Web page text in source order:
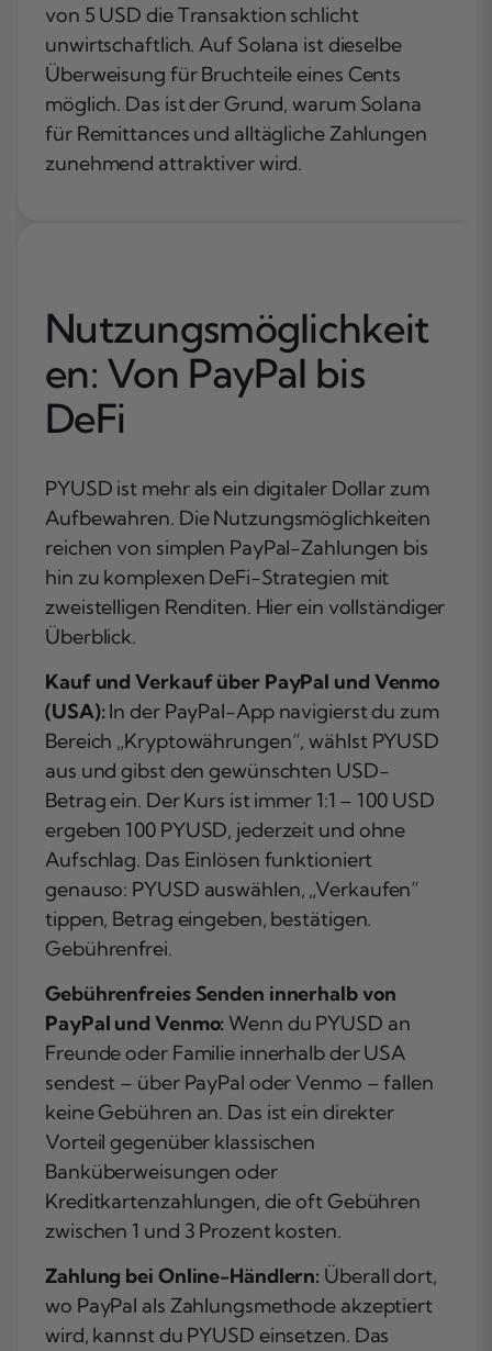
von 5 USD die Transaktion schlicht
unwirtschaftlich. Auf Solana ist dieselbe
Überweisung für Bruchteile eines Cents
möglich. Das ist der Grund, warum Solana
für Remittances und alltägliche Zahlungen
zunehmend attraktiver wird.
Nutzungsmöglichkeit
en: Von PayPal bis
DeFi
PYUSD ist mehr als ein digitaler Dollar zum
Aufbewahren. Die Nutzungsmöglichkeiten
reichen von simplen PayPal-Zahlungen bis
hin zu komplexen DeFi-Strategien mit
zweistelligen Renditen. Hier ein vollständiger
Überblick.
Kauf und Verkauf über PayPal und Venmo
(USA):In der PayPal-App navigierst du zum
Bereich „Kryptowährungen“, wählst PYUSD
aus und gibst den gewünschten USD-
Betrag ein. Der Kurs ist immer 1:1 – 100 USD
ergeben 100 PYUSD, jederzeit und ohne
Aufschlag. Das Einlösen funktioniert
genauso: PYUSD auswählen, „Verkaufen“
tippen, Betrag eingeben, bestätigen.
Gebührenfrei.
Gebührenfreies Senden innerhalb von
PayPal und Venmo:Wenn du PYUSD an
Freunde oder Familie innerhalb der USA
sendest – über PayPal oder Venmo – fallen
keine Gebühren an. Das ist ein direkter
Vorteil gegenüber klassischen
Banküberweisungen oder
Kreditkartenzahlungen, die oft Gebühren
zwischen 1 und 3 Prozent kosten.
Zahlung bei Online-Händlern: Überall dort,
wo PayPal als Zahlungsmethode akzeptiert
wird, kannst du PYUSD einsetzen. Das